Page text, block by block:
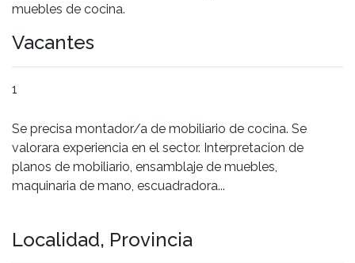
muebles de cocina.
Vacantes
1
Se precisa montador/a de mobiliario de cocina. Se
valorara experiencia en el sector. Interpretacion de
planos de mobiliario, ensamblaje de muebles,
maquinaria de mano, escuadradora...
Localidad, Provincia